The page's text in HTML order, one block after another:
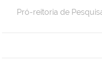
Pró-reitoria de